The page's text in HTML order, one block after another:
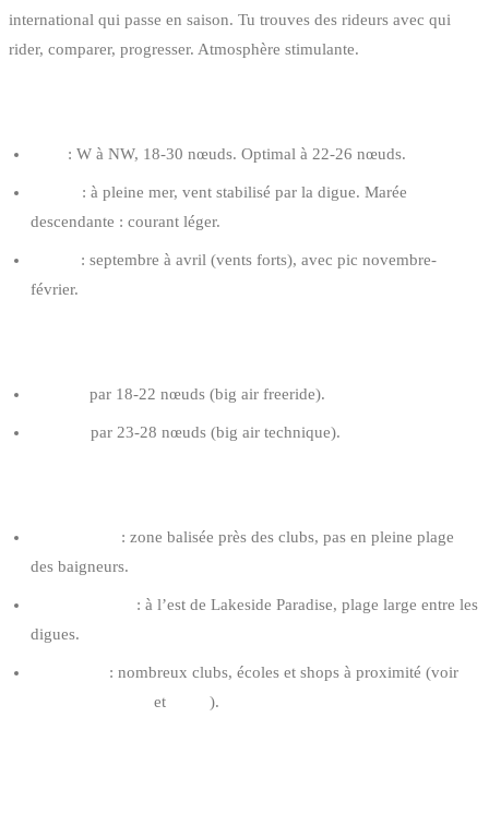
international qui passe en saison. Tu trouves des rideurs avec qui
rider, comparer, progresser. Atmosphère stimulante.
: W à NW, 18-30 nœuds. Optimal à 22-26 nœuds.
: à pleine mer, vent stabilisé par la digue. Marée
descendante : courant léger.
: septembre à avril (vents forts), avec pic novembre-
février.
par 18-22 nœuds (big air freeride).
par 23-28 nœuds (big air technique).
: zone balisée près des clubs, pas en pleine plage
des baigneurs.
: à l’est de Lakeside Paradise, plage large entre les
digues.
: nombreux clubs, écoles et shops à proximité (voir
et ).